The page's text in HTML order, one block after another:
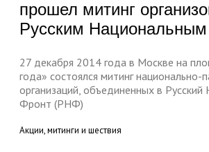
прошел митинг
Русским
27 декабря 2014 года в Москве на
года» состоялся митинг национально-
организаций, объединенных в Русский
Фронт (РНФ)
Акции, митинги и шествия